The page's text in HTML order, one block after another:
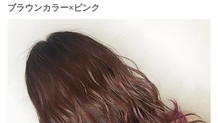
ブラウンカラー×ピンク